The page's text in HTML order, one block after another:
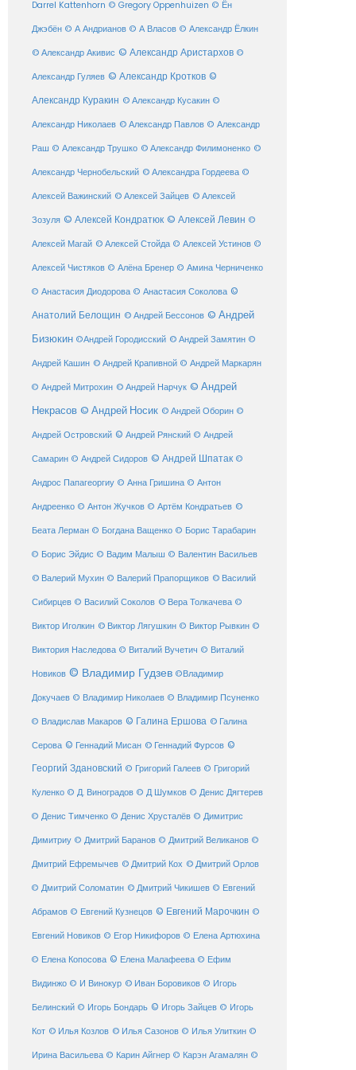
Darrel Kattenhorn © Gregory Oppenhuizen © Ён
Джэбён © А Андрианов © А Власов © Александр Ёлкин
© Александр Акивис © Александр Аристархов ©
Александр Гуляев © Александр Кротков ©
Александр Куракин © Александр Кусакин ©
Александр Николаев © Александр Павлов © Александр
Раш © Александр Трушко © Александр Филимоненко ©
Александр Чернобельский © Александра Гордеева ©
Алексей Важинский © Алексей Зайцев © Алексей
Зозуля © Алексей Кондратюк © Алексей Левин ©
Алексей Магай © Алексей Стойда © Алексей Устинов ©
Алексей Чистяков © Алёна Бренер © Амина Черниченко
© Анастасия Диодорова © Анастасия Соколова ©
Анатолий Белощин © Андрей Бессонов © Андрей
Бизюкин ©Андрей Городисский © Андрей Замятин ©
Андрей Кашин © Андрей Крапивной © Андрей Маркарян
© Андрей Митрохин © Андрей Нарчук © Андрей
Некрасов © Андрей Носик © Андрей Оборин ©
Андрей Островский © Андрей Рянский © Андрей
Самарин © Андрей Сидоров © Андрей Шпатак ©
Андрос Папагеоргиу © Анна Гришина © Антон
Андреенко © Антон Жучков © Артём Кондратьев ©
Беата Лерман © Богдана Ващенко © Борис Тарабарин
© Борис Эйдис © Вадим Малыш © Валентин Васильев
© Валерий Мухин © Валерий Прапорщиков © Василий
Сибирцев © Василий Соколов © Вера Толкачева ©
Виктор Иголкин © Виктор Лягушкин © Виктор Рывкин ©
Виктория Наследова © Виталий Вучетич © Виталий
Новиков © Владимир Гудзев ©Владимир
Докучаев © Владимир Николаев © Владимир Псуненко
© Владислав Макаров © Галина Ершова © Галина
Серова © Геннадий Мисан © Геннадий Фурсов ©
Георгий Здановский © Григорий Галеев © Григорий
Куленко © Д. Виноградов © Д Шумков © Денис Дягтерев
© Денис Тимченко © Денис Хрусталёв © Димитрис
Димитриу © Дмитрий Баранов © Дмитрий Великанов ©
Дмитрий Ефремычев © Дмитрий Кох © Дмитрий Орлов
© Дмитрий Соломатин © Дмитрий Чикишев © Евгений
Абрамов © Евгений Кузнецов © Евгений Марочкин ©
Евгений Новиков © Егор Никифоров © Елена Артюхина
© Елена Копосова © Елена Малафеева © Ефим
Видинжо © И Винокур © Иван Боровиков © Игорь
Белинский © Игорь Бондарь © Игорь Зайцев © Игорь
Кот © Илья Козлов © Илья Сазонов © Илья Улиткин ©
Ирина Васильева © Карин Айгнер © Карэн Агамалян ©